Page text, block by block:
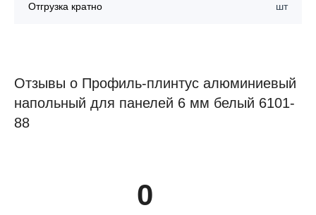
Отгрузка кратно шт
Отзывы о Профиль-плинтус алюминиевый
напольный для панелей 6 мм белый 6101-
88
0